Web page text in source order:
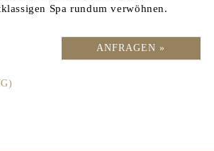
Spa rundum verwöhnen.
ANFRAGEN »